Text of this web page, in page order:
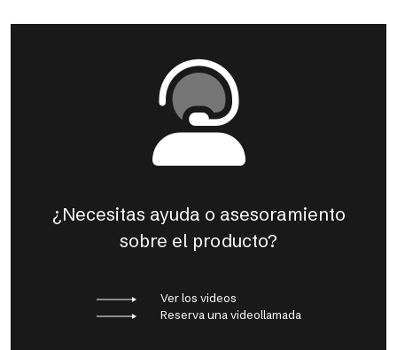
¿Necesitas ayuda o asesoramiento
sobre el producto?
Ver los videos
Reserva una videollamada